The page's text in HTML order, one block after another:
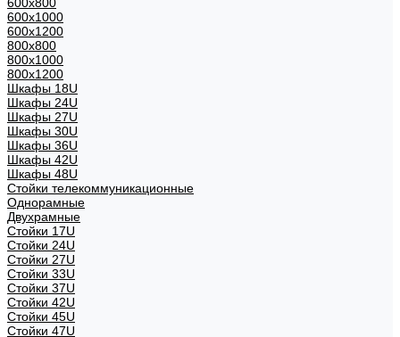
600х1000
600х1200
800x800
800х1000
800х1200
Шкафы 18U
Шкафы 24U
Шкафы 27U
Шкафы 30U
Шкафы 36U
Шкафы 42U
Шкафы 48U
Стойки телекоммуникационные
Однорамные
Двухрамные
Стойки 17U
Стойки 24U
Стойки 27U
Стойки 33U
Стойки 37U
Стойки 42U
Стойки 45U
Стойки 47U